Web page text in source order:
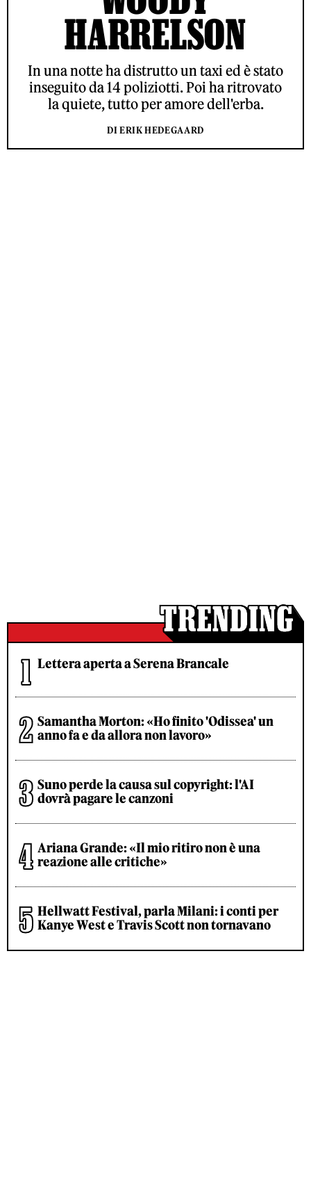
HARRELSON
In una notte ha distrutto un taxi ed è stato
inseguito da 14 poliziotti. Poi ha ritrovato
la quiete, tutto per amore dell'erba.
DI ERIK HEDEGAARD
Lettera aperta a Serena Brancale
Samantha Morton: «Ho finito 'Odissea' un
anno fa e da allora non lavoro»
Suno perde la causa sul copyright: l'AI
dovrà pagare le canzoni
Ariana Grande: «Il mio ritiro non è una
reazione alle critiche»
Hellwatt Festival, parla Milani: i conti per
Kanye West e Travis Scott non tornavano